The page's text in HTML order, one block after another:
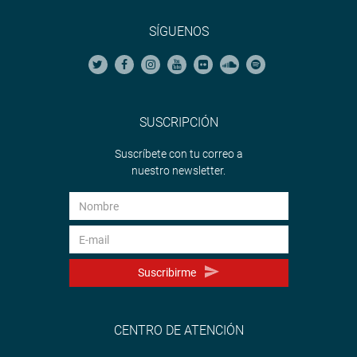
SÍGUENOS
SUSCRIPCIÓN
Suscríbete con tu correo a
nuestro newsletter.
Suscribirme
CENTRO DE ATENCIÓN